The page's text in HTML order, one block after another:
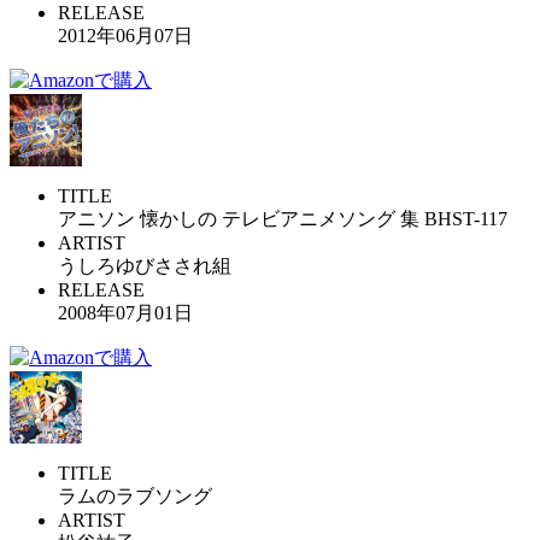
RELEASE
2012年06月07日
TITLE
アニソン 懐かしの テレビアニメソング 集 BHST-117
ARTIST
うしろゆびさされ組
RELEASE
2008年07月01日
TITLE
ラムのラブソング
ARTIST